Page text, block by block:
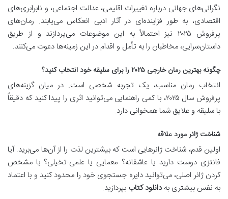
نگرانی‌های جهانی درباره تغییرات اقلیمی، عدالت اجتماعی، و نابرابری‌های
اقتصادی، به طور فزاینده‌ای در آثار ادبی انعکاس می‌یابند. رمان‌های
پرفروش ۲۰۲۵ نیز احتمالاً به این موضوعات می‌پردازند و از طریق
داستان‌سرایی، مخاطبان را به تأمل و اقدام در این زمینه‌ها دعوت می‌کنند.
چگونه بهترین رمان خارجی ۲۰۲۵ را برای سلیقه خود انتخاب کنید؟
انتخاب رمان مناسب، یک تجربه شخصی است. در میان گزینه‌های
پرفروش سال ۲۰۲۵، با کمی راهنمایی می‌توانید اثری را پیدا کنید که دقیقاً
با سلیقه و علایق شما همخوانی دارد.
شناخت ژانر مورد علاقه
اولین قدم، شناخت ژانرهایی است که بیشترین لذت را از آن‌ها می‌برید. آیا
فانتزی دوست دارید یا عاشقانه؟ معمایی یا علمی-تخیلی؟ با مشخص
کردن ژانر اصلی، می‌توانید دایره جستجوی خود را محدود کنید و با اعتماد
به نفس بیشتری بهدانلود کتاب بپردازید.